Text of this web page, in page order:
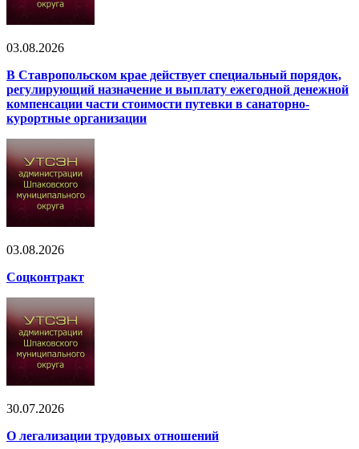
03.08.2026
В Ставропольском крае действует специальный порядок,
регулирующий назначение и выплату ежегодной денежной
компенсации части стоимости путевки в санаторно-
курортные организации
03.08.2026
Соцконтракт
30.07.2026
О легализации трудовых отношений